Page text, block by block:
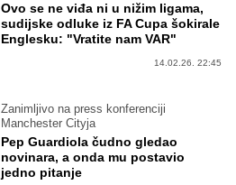
Ovo se ne viđa ni u nižim ligama,
sudijske odluke iz FA Cupa šokirale
Englesku: "Vratite nam VAR"
14.02.26. 22:45
Zanimljivo na press konferenciji
Manchester Cityja
Pep Guardiola čudno gledao
novinara, a onda mu postavio
jedno pitanje